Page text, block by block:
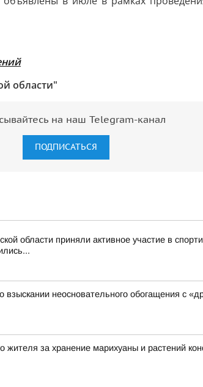
области"
на наш Telegram-канал
ПОДПИСАТЬСЯ
области приняли активное участие в
неосновательного обогащения с
жителя за хранение марихуаны и растений